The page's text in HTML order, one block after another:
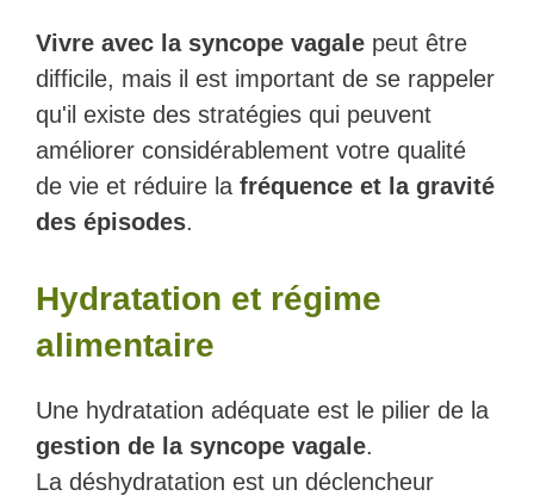
Vivre avec la syncope vagale peut être
difficile, mais il est important de se rappeler
qu'il existe des stratégies qui peuvent
améliorer considérablement votre qualité
de vie et réduire la fréquence et la gravité
des épisodes.
Hydratation et régime
alimentaire
Une hydratation adéquate est le pilier de la
gestion de la syncope vagale.
La déshydratation est un déclencheur